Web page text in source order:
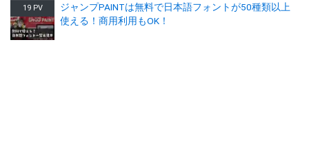
19 PV
ジャンプPAINTは無料で日本語フォントが50種類以上
使える！商用利用もOK！